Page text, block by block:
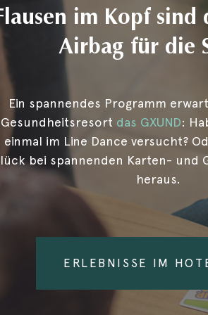
im Kopf sind
Airbag für die
Ein spannendes Programm
Gesundheitsresort das GXUND:
einmal im Line Dance versucht?
bei spannenden Karten- und
heraus.
ERLEBNISSE IM